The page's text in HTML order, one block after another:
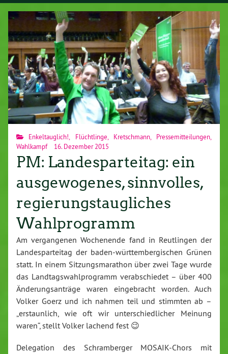
Enkeltauglich! Flüchtlinge Kretschmann, Pressemitteilungen
Wahlkampf
16. Dezember 2015
PM: Landesparteitag: ein
ausgewogenes, sinnvolles,
regierungstaugliches
Wahlprogramm
Am vergangenen Wochenende fand in Reutlingen der
Landesparteitag der baden-württembergischen Grünen
statt. In einem Sitzungsmarathon über zwei Tage wurde
das Landtagswahlprogramm verabschiedet – über 400
Änderungsanträge waren eingebracht worden. Auch
Volker Goerz und ich nahmen teil und stimmten ab –
„erstaunlich, wie oft wir unterschiedlicher Meinung
waren“, stellt Volker lachend fest 😉
Delegation des Schramberger MOSAIK-Chors mit